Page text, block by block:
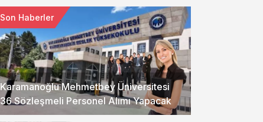
Karamanoğlu Mehmetbey Üniversitesi
36 Sözleşmeli Personel Alımı Yapacak
Son Haberler